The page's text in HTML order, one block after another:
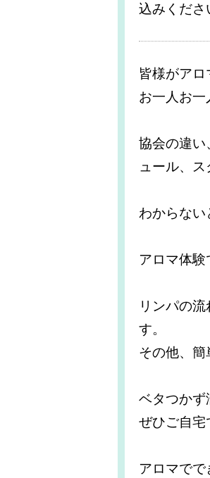
込みくださ
皆様がア
お一人お一
協会の違い
ュール、
わからない
アロマ体
リンパの
す。
その他、簡
ベタつかず
ぜひご自宅
アロマで